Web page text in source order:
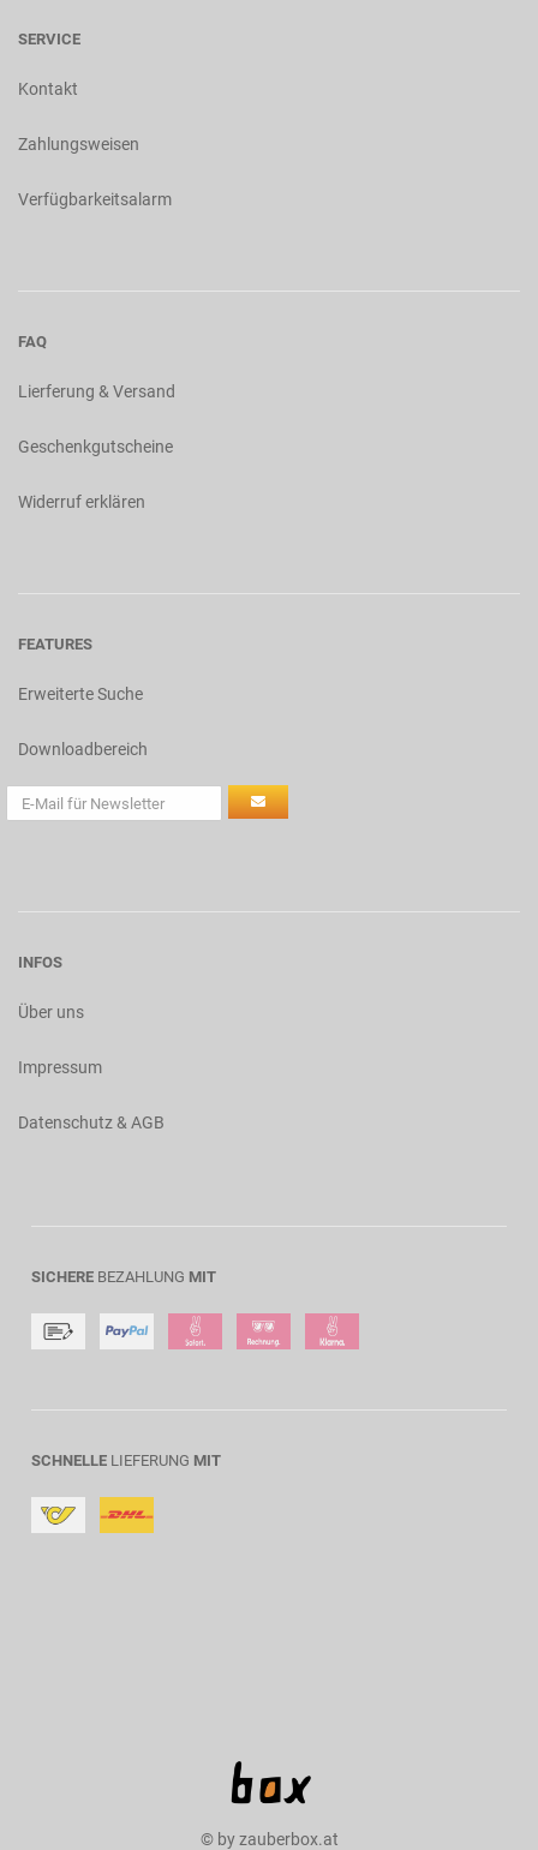
SERVICE
Kontakt
Zahlungsweisen
Verfügbarkeitsalarm
FAQ
Lierferung & Versand
Geschenkgutscheine
Widerruf erklären
FEATURES
Erweiterte Suche
Downloadbereich
INFOS
Über uns
Impressum
Datenschutz & AGB
SICHERE BEZAHLUNG MIT
SCHNELLE LIEFERUNG MIT
© by zauberbox.at